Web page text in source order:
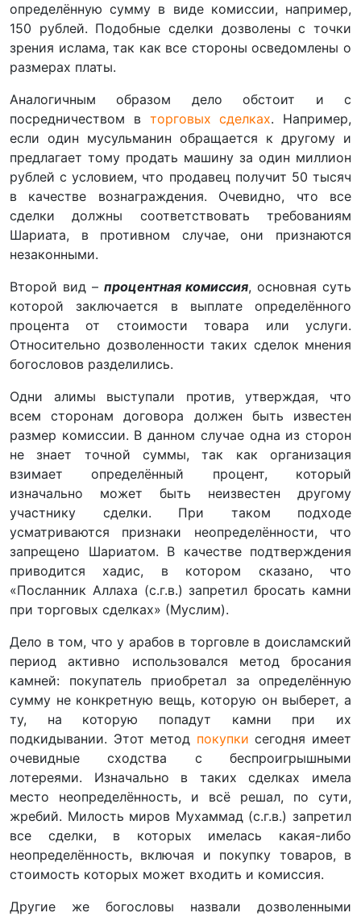
определённую сумму в виде комиссии, например,
150 рублей. Подобные сделки дозволены с точки
зрения ислама, так как все стороны осведомлены о
размерах платы.
Аналогичным образом дело обстоит и с
посредничеством в торговых сделках. Например,
если один мусульманин обращается к другому и
предлагает тому продать машину за один миллион
рублей с условием, что продавец получит 50 тысяч
в качестве вознаграждения. Очевидно, что все
сделки должны соответствовать требованиям
Шариата, в противном случае, они признаются
незаконными.
Второй вид – процентная комиссия, основная суть
которой заключается в выплате определённого
процента от стоимости товара или услуги.
Относительно дозволенности таких сделок мнения
богословов разделились.
Одни алимы выступали против, утверждая, что
всем сторонам договора должен быть известен
размер комиссии. В данном случае одна из сторон
не знает точной суммы, так как организация
взимает определённый процент, который
изначально может быть неизвестен другому
участнику сделки. При таком подходе
усматриваются признаки неопределённости, что
запрещено Шариатом. В качестве подтверждения
приводится хадис, в котором сказано, что
«Посланник Аллаха (с.г.в.) запретил бросать камни
при торговых сделках» (Муслим).
Дело в том, что у арабов в торговле в доисламский
период активно использовался метод бросания
камней: покупатель приобретал за определённую
сумму не конкретную вещь, которую он выберет, а
ту, на которую попадут камни при их
подкидывании. Этот метод покупки сегодня имеет
очевидные сходства с беспроигрышными
лотереями. Изначально в таких сделках имела
место неопределённость, и всё решал, по сути,
жребий. Милость миров Мухаммад (с.г.в.) запретил
все сделки, в которых имелась какая-либо
неопределённость, включая и покупку товаров, в
стоимость которых может входить и комиссия.
Другие же богословы назвали дозволенными